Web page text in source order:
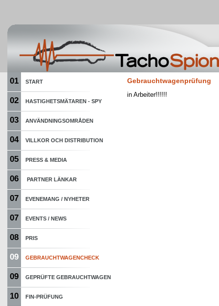
01 START
02 HASTIGHETSMÄTAREN - SPY
03 ANVÄNDNINGSOMRÅDEN
04 VILLKOR OCH DISTRIBUTION
05 PRESS & MEDIA
06 PARTNER LÄNKAR
07 EVENEMANG / NYHETER
07 EVENTS / NEWS
08 PRIS
09 GEBRAUCHTWAGENCHECK
09 GEPRÜFTE GEBRAUCHTWAGEN
10 FIN-PRÜFUNG
Gebrauchtwagenprüfung
in Arbeiter!!!!!!